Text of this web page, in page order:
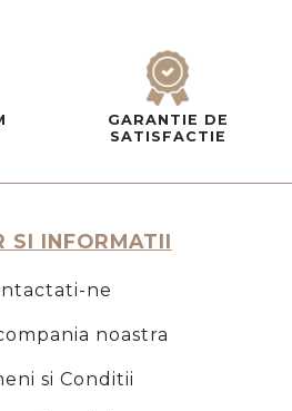
GARANTIE DE
SATISFACTIE
SI INFORMATII
ne
noastra
si Conditii